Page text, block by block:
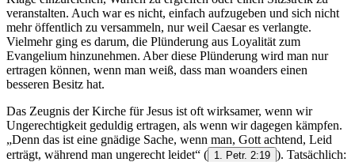
veranstalten. Auch war es nicht, einfach aufzugeben und sich nicht
mehr öffentlich zu versammeln, nur weil Caesar es verlangte.
Vielmehr ging es darum, die Plünderung aus Loyalität zum
Evangelium hinzunehmen. Aber diese Plünderung wird man nur
ertragen können, wenn man weiß, dass man woanders einen
besseren Besitz hat.
Das Zeugnis der Kirche für Jesus ist oft wirksamer, wenn wir
Ungerechtigkeit geduldig ertragen, als wenn wir dagegen kämpfen.
„Denn das ist eine gnädige Sache, wenn man, Gott achtend, Leid
erträgt, während man ungerecht leidet“ ( 1. Petr. 2:19 ). Tatsächlich: